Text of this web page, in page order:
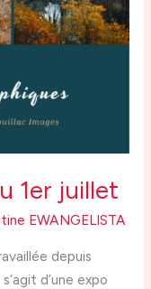
1er juillet
EWANGELISTA
depuis
d’une expo